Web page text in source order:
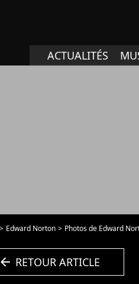
ACTUALITÉS
Edward Norton Photos de Edward
arrow_left RETOUR ARTICLE